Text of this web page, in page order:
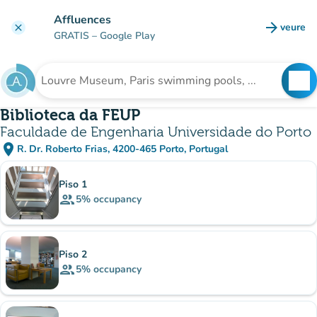
clear Affluences
GRATIS – Google Play arrow_forward veure
(new
Search for an institution
Biblioteca da FEUP
Faculdade de Engenharia Universidade do Porto
place R. Dr. Roberto Frias, 4200-465 Porto, Portugal
(open in Google Maps)
(new tab)
Sub-institutions
Piso 1
group5% occupancy
Piso 2
group5% occupancy